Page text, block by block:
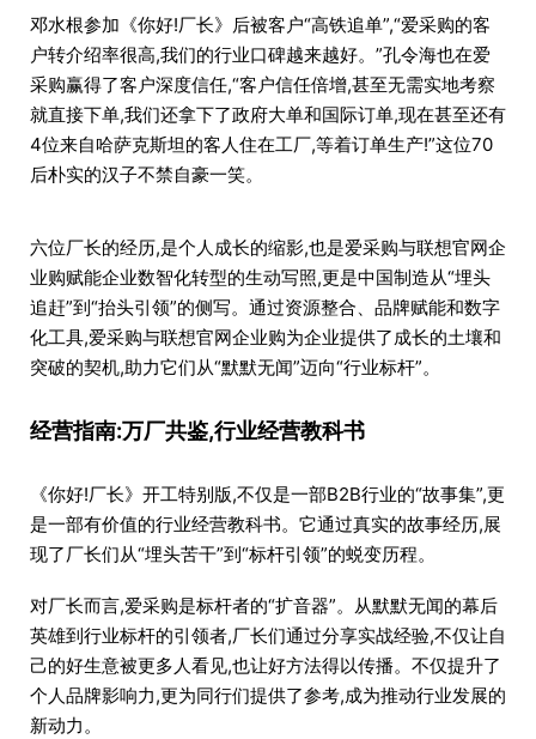
邓水根参加《你好!厂长》后被客户“高铁追单”,“爱采购的客
户转介绍率很高,我们的行业口碑越来越好。”孔令海也在爱
采购赢得了客户深度信任,“客户信任倍增,甚至无需实地考察
就直接下单,我们还拿下了政府大单和国际订单,现在甚至还有
4位来自哈萨克斯坦的客人住在工厂,等着订单生产!”这位70
后朴实的汉子不禁自豪一笑。
六位厂长的经历,是个人成长的缩影,也是爱采购与联想官网企
业购赋能企业数智化转型的生动写照,更是中国制造从“埋头
追赶”到“抬头引领”的侧写。通过资源整合、品牌赋能和数字
化工具,爱采购与联想官网企业购为企业提供了成长的土壤和
突破的契机,助力它们从“默默无闻”迈向“行业标杆”。
经营指南:万厂共鉴,行业经营教科书
《你好!厂长》开工特别版,不仅是一部B2B行业的“故事集”,更
是一部有价值的行业经营教科书。它通过真实的故事经历,展
现了厂长们从“埋头苦干”到“标杆引领”的蜕变历程。
对厂长而言,爱采购是标杆者的“扩音器”。从默默无闻的幕后
英雄到行业标杆的引领者,厂长们通过分享实战经验,不仅让自
己的好生意被更多人看见,也让好方法得以传播。不仅提升了
个人品牌影响力,更为同行们提供了参考,成为推动行业发展的
新动力。